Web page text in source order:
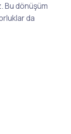
Bu dönüşüm
da